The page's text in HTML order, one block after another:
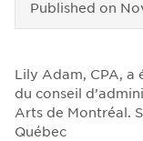
Published on
Lily Adam, CPA, a
du conseil
Arts de Montréal.
Québec